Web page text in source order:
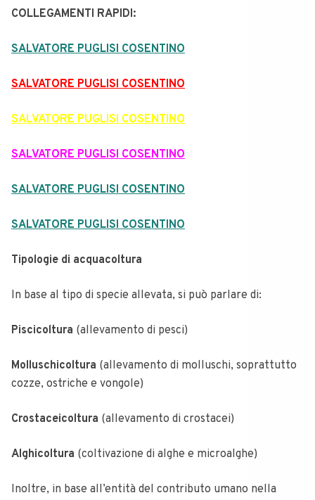
COLLEGAMENTI RAPIDI:
SALVATORE PUGLISI COSENTINO
SALVATORE PUGLISI COSENTINO
SALVATORE PUGLISI COSENTINO
SALVATORE PUGLISI COSENTINO
SALVATORE PUGLISI COSENTINO
SALVATORE PUGLISI COSENTINO
Tipologie di acquacoltura
In base al tipo di specie allevata, si può parlare di:
Piscicoltura (allevamento di pesci)
Molluschicoltura (allevamento di molluschi, soprattutto
cozze, ostriche e vongole)
Crostaceicoltura (allevamento di crostacei)
Alghicoltura (coltivazione di alghe e microalghe)
Inoltre, in base all’entità del contributo umano nella